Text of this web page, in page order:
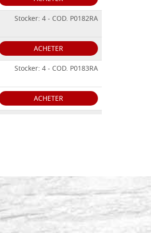
Stocker: 4 - COD. P0182RA
ACHETER
Stocker: 4 - COD. P0183RA
ACHETER
ACHETER
Stocker: 1 - COD. P0184RA